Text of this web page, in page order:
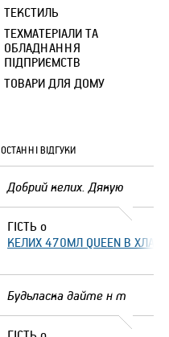
ТЕКСТИЛЬ
ТЕХМАТЕРІАЛИ ТА
ОБЛАДНАННЯ
ПІДПРИЄМСТВ
ТОВАРИ ДЛЯ ДОМУ
ОСТАННІ ВІДГУКИ
Добрий келих. Дякую
ГІСТЬ о
КЕЛИХ 470МЛ QUEEN В
Будьласка дайте н т